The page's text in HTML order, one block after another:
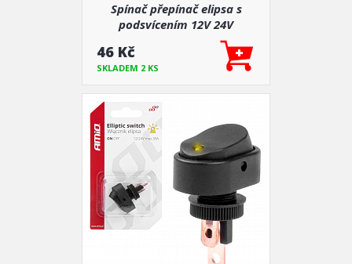
Spínač přepínač elipsa s
podsvícením 12V 24V
46 Kč
SKLADEM 2 KS